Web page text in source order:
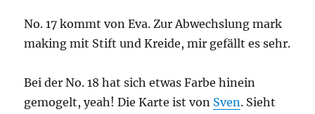
No. 17 kommt von Eva. Zur Abwechslung mark
making mit Stift und Kreide, mir gefällt es sehr.
Bei der No. 18 hat sich etwas Farbe hinein
gemogelt, yeah! Die Karte ist von Sven. Sieht